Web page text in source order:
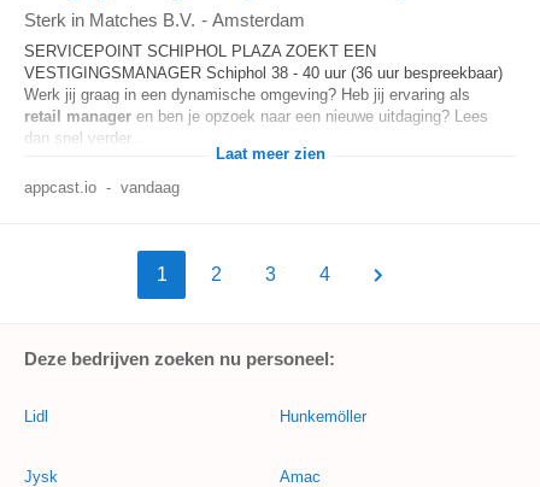
Sterk in Matches B.V. - Amsterdam
SERVICEPOINT SCHIPHOL PLAZA ZOEKT EEN
VESTIGINGSMANAGER Schiphol 38 - 40 uur (36 uur bespreekbaar)
Werk jij graag in een dynamische omgeving? Heb jij ervaring als
retail manager en ben je opzoek naar een nieuwe uitdaging? Lees
dan snel verder...
Laat meer zien
appcast.io - vandaag
1 2 3 4
Deze bedrijven zoeken nu personeel:
Lidl
Jysk
Hunkemöller
Amac